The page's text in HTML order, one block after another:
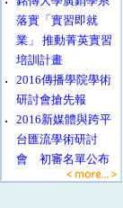
落實「實習即就
業」 推動菁英實習
培訓計畫
‧
2016傳播學院學術
研討會搶先報
‧
2016新媒體與跨平
台匯流學術研討
會 初審名單公布